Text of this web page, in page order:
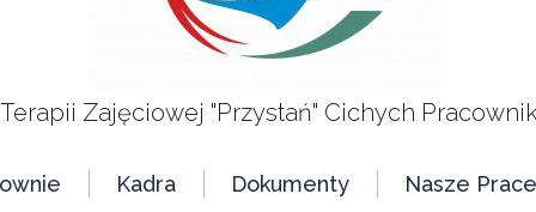
Zajęciowej "Przystań" Cichych
Kadra Dokumenty Nasze Prace